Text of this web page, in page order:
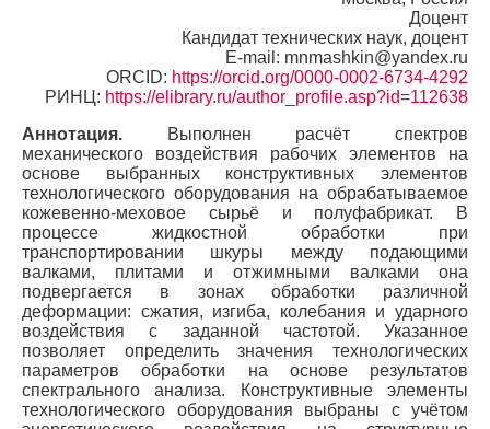
Доцент
Кандидат технических наук, доцент
E-mail: mnmashkin@yandex.ru
ORCID: https://orcid.org/0000-0002-6734-4292
РИНЦ: https://elibrary.ru/author_profile.asp?id=112638
Аннотация. Выполнен расчёт спектров
механического воздействия рабочих элементов на
основе выбранных конструктивных элементов
технологического оборудования на обрабатываемое
кожевенно-меховое сырьё и полуфабрикат. В
процессе жидкостной обработки при
транспортировании шкуры между подающими
валками, плитами и отжимными валками она
подвергается в зонах обработки различной
деформации: сжатия, изгиба, колебания и ударного
воздействия с заданной частотой. Указанное
позволяет определить значения технологических
параметров обработки на основе результатов
спектрального анализа. Конструктивные элементы
технологического оборудования выбраны с учётом